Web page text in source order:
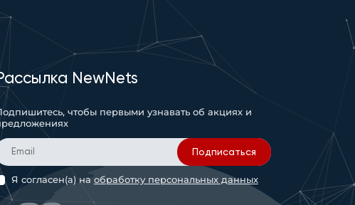
NewNets
чтобы первыми узнавать об акциях и
Подписаться
Я согласен(а) на обработку персональных данных